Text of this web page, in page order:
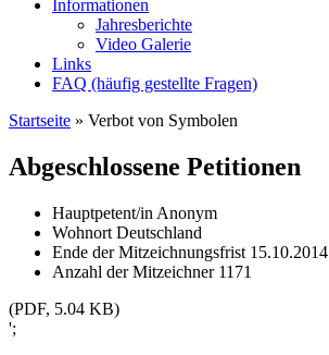
Informationen
Jahresberichte
Video Galerie
Links
FAQ (häufig gestellte Fragen)
Startseite » Verbot von Symbolen
Abgeschlossene Petitionen
Hauptpetent/in Anonym
Wohnort Deutschland
Ende der Mitzeichnungsfrist 15.10.2014
Anzahl der Mitzeichner 1171
(PDF, 5.04 KB)
';